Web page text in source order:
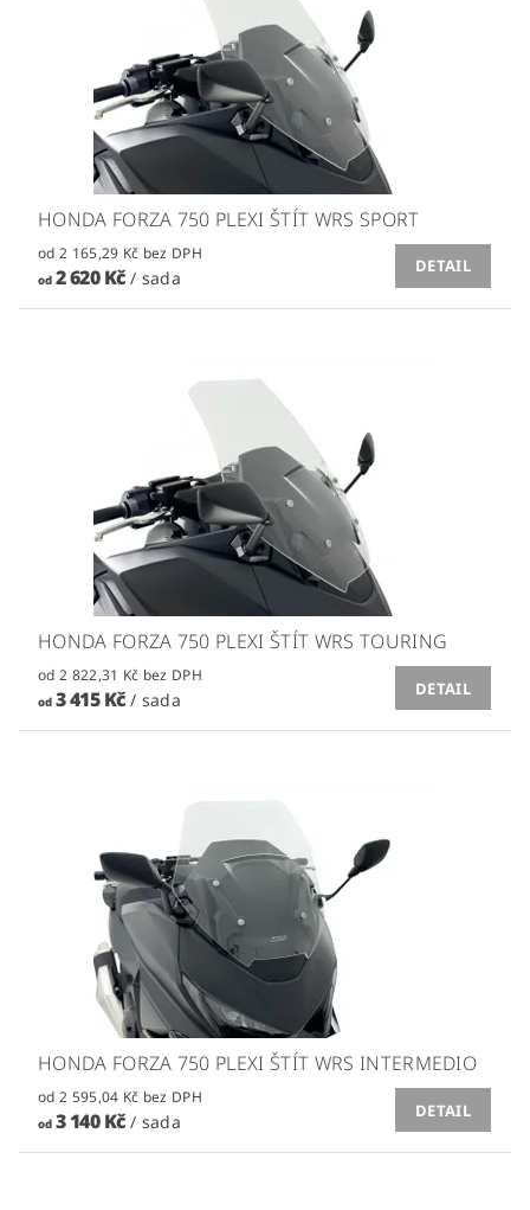
HONDA FORZA 750 PLEXI ŠTÍT WRS SPORT
od 2 165,29 Kč bez DPH
od2 620 Kč/ sada
DETAIL
HONDA FORZA 750 PLEXI ŠTÍT WRS TOURING
od 2 822,31 Kč bez DPH
od3 415 Kč/ sada
DETAIL
HONDA FORZA 750 PLEXI ŠTÍT WRS INTERMEDIO
od 2 595,04 Kč bez DPH
od3 140 Kč/ sada
DETAIL